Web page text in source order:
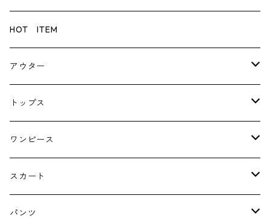
HOT ITEM
アウター
コート
ジャケット
トップス
ブラウス・シャツ
Tシャツ・スウェット・パーカー
ニット・カーディガン
ワンピース
キャミソールワンピース
ジャンパースカート
スカート
ペチスカート
パンツ